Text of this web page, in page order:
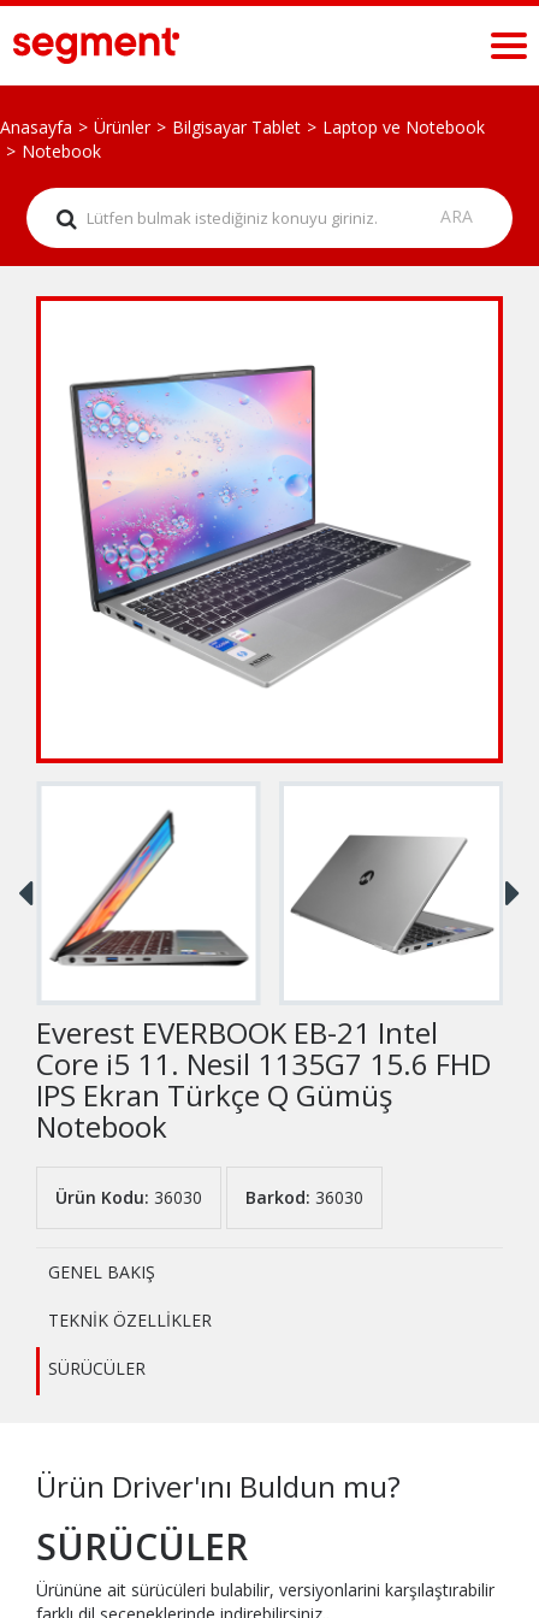
Anasayfa Ürünler Bilgisayar Tablet
Laptop ve Notebook
Notebook
Everest EVERBOOK EB-21 Intel
Core i5 11. Nesil 1135G7 15.6 FHD
IPS Ekran Türkçe Q Gümüş
Notebook
Ürün Kodu: 36030 Barkod: 36030
GENEL BAKIŞ
TEKNİK ÖZELLİKLER
SÜRÜCÜLER
Ürün Driver'ını Buldun mu?
SÜRÜCÜLER
Ürününe ait sürücüleri bulabilir, versiyonlarini karşılaştırabilir